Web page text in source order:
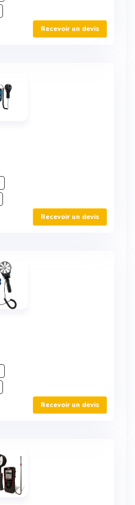
Recevoir un devis
Recevoir un devis
Recevoir un devis